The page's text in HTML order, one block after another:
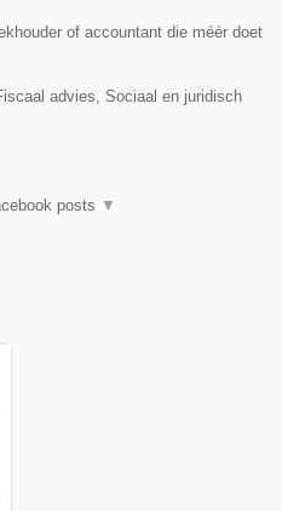
of accountant die méér doet
advies, Sociaal en juridisch
posts ▼